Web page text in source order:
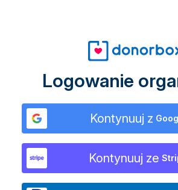
Logowanie
Kontynuuj z
Kontynuuj ze